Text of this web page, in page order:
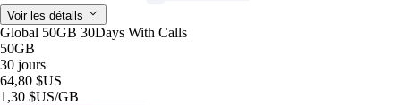
Voir les détails
Global 50GB 30Days With Calls
50GB
30 jours
64,80 $US
1,30 $US/GB